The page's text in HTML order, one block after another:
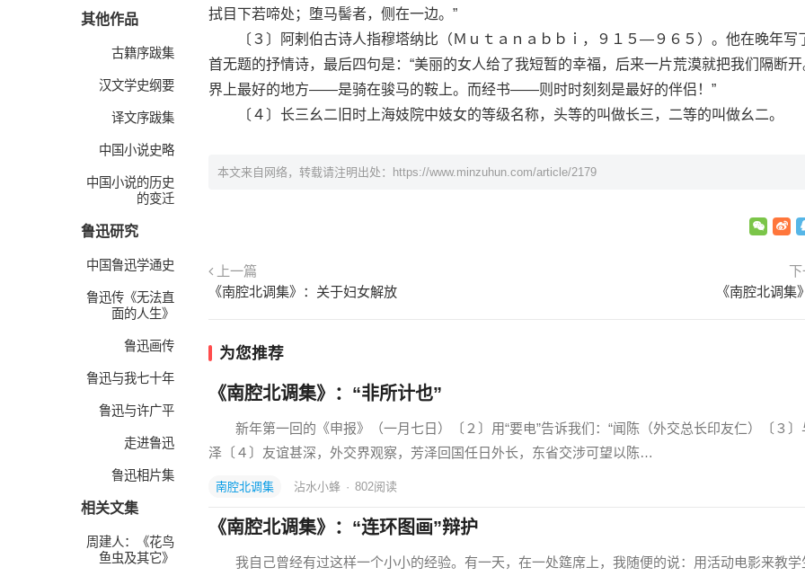
其他作品
古籍序跋集
汉文学史纲要
译文序跋集
中国小说史略
中国小说的历史
的变迁
鲁迅研究
中国鲁迅学通史
鲁迅传《无法直
面的人生》
鲁迅画传
鲁迅与我七十年
鲁迅与许广平
走进鲁迅
鲁迅相片集
相关文集
周建人：《花鸟
鱼虫及其它》
拭目下若啼处；堕马髻者，侧在一边。”
〔３〕阿剌伯古诗人指穆塔纳比（Ｍｕｔａｎａｂｂｉ，９１５—９６５）。他在晚年写
首无题的抒情诗，最后四句是：“美丽的女人给了我短暂的幸福，后来一片荒漠就把我们隔断
界上最好的地方——是骑在骏马的鞍上。而经书——则时时刻刻是最好的伴侣！”
〔４〕长三幺二旧时上海妓院中妓女的等级名称，头等的叫做长三，二等的叫做幺二。
本文来自网络，转载请注明出处： https://www.minzuhun.com/article/2179
上一篇
《南腔北调集》：关于妇女解放
《南腔北调集
为您推荐
《南腔北调集》：“非所计也”
新年第一回的《申报》（一月七日）〔２〕用“要电”告诉我们：“闻陈（外交总长印友仁）〔３〕
泽〔４〕友谊甚深，外交界观察，芳泽回国任日外长，东省交涉可望以陈…
南腔北调集 沾水小蜂 · 802阅读
《南腔北调集》：“连环图画”辩护
我自己曾经有过这样一个小小的经验。有一天，在一处筵席上，我随便的说：用活动电影来教学